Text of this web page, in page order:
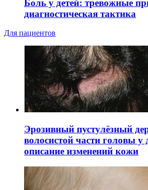
Боль у детей: тревожные
диагностическая тактика
Для пациентов
Эрозивный пустулёзный
волосистой части головы у
описание изменений кожи